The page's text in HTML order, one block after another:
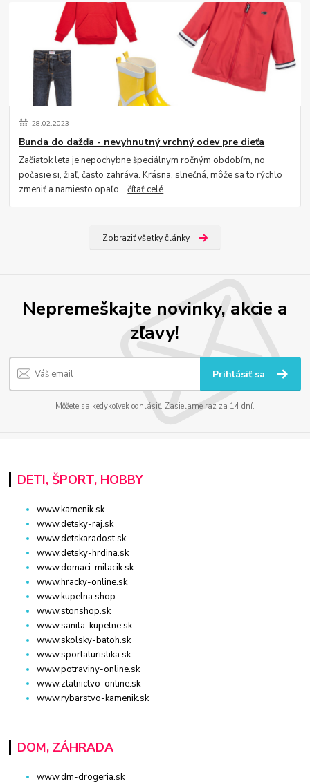
28.02.2023
Bunda do dažďa - nevyhnutný vrchný odev pre dieťa
Začiatok leta je nepochybne špeciálnym ročným obdobím, no
počasie si, žiaľ, často zahráva. Krásna, slnečná, môže sa to rýchlo
zmeniť a namiesto opaľo...čítať celé
Zobraziť všetky články
Nepremeškajte novinky, akcie a
zľavy!
Prihlásiť sa
Môžete sa kedykoľvek odhlásiť. Zasielame raz za 14 dní.
DETI, ŠPORT, HOBBY
www.kamenik.sk
www.detsky-raj.sk
www.detskaradost.sk
www.detsky-hrdina.sk
www.domaci-milacik.sk
www.hracky-online.sk
www.kupelna.shop
www.stonshop.sk
www.sanita-kupelne.sk
www.skolsky-batoh.sk
www.sportaturistika.sk
www.potraviny-online.sk
www.zlatnictvo-online.sk
www.rybarstvo-kamenik.sk
DOM, ZÁHRADA
www.dm-drogeria.sk